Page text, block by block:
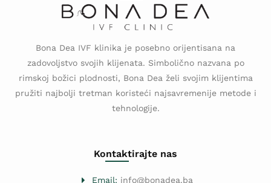
Bona Dea IVF klinika je posebno orijentisana na
zadovoljstvo svojih klijenata. Simbolično nazvana po
rimskoj božici plodnosti, Bona Dea želi svojim klijentima
pružiti najbolji tretman koristeći najsavremenije metode i
tehnologije.
Kontaktirajte nas
Email: info@bonadea.ba